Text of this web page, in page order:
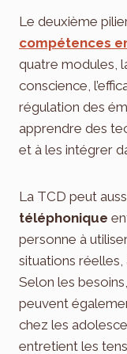
Le deuxième
compétences
quatre modules,
conscience,
régulation des
apprendre des
et à les intégrer
La TCD peut
téléphonique
personne à
situations
Selon les
peuvent
chez les
entretient les